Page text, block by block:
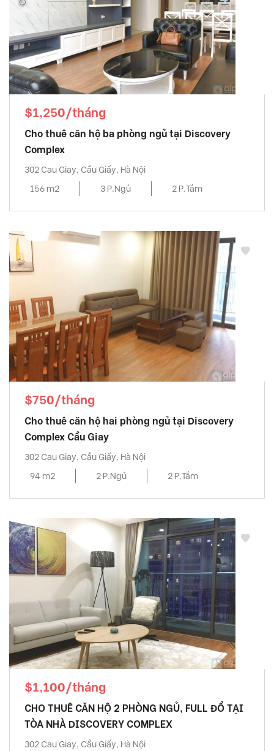
$1,250/tháng
Cho thuê căn hộ ba phòng ngủ tại Discovery
Complex
302 Cau Giay, Cầu Giấy, Hà Nội
156 m2
3 P.Ngủ 2 P.Tắm
$750/tháng
Cho thuê căn hộ hai phòng ngủ tại Discovery
Complex Cầu Giay
302 Cau Giay, Cầu Giấy, Hà Nội
94 m2
2 P.Ngủ 2 P.Tắm
$1,100/tháng
CHO THUÊ CĂN HỘ 2 PHÒNG NGỦ, FULL ĐỒ TẠI
TÒA NHÀ DISCOVERY COMPLEX
302 Cau Giay, Cầu Giấy, Hà Nội